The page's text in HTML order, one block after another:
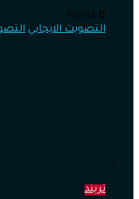
0
التصويت الايجابي
تريند